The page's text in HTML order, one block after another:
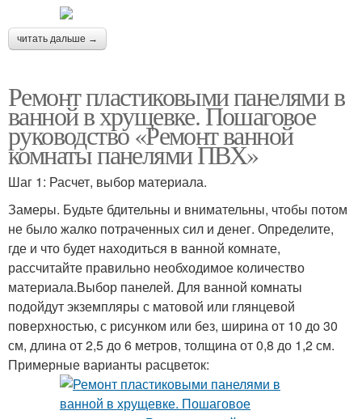
читать дальше →
Ремонт пластиковыми панелями в
ванной в хрущевке. Пошаговое
руководство «Ремонт ванной
комнаты панелями ПВХ»
Шаг 1: Расчет, выбор материала.
Замеры. Будьте бдительны и внимательны, чтобы потом
не было жалко потраченных сил и денег. Определите,
где и что будет находиться в ванной комнате,
рассчитайте правильно необходимое количество
материала.Выбор панелей. Для ванной комнаты
подойдут экземпляры с матовой или глянцевой
поверхностью, с рисунком или без, ширина от 10 до 30
см, длина от 2,5 до 6 метров, толщина от 0,8 до 1,2 см.
Примерные варианты расцветок: